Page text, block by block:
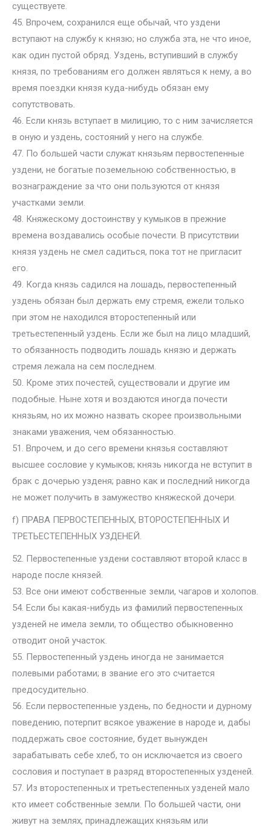
существуете.
45. Впрочем, сохранился еще обычай, что уздени
вступают на службу к князю; но служба эта, не что иное,
как один пустой обряд. Уздень, вступивший в службу
князя, по требованиям его должен являться к нему, а во
время поездки князя куда-нибудь обязан ему
сопутствовать.
46. Если князь вступает в милицию, то с ним зачисляется
в оную и уздень, состояний у него на службе.
47. По большей части служат князьям первостепенные
уздени, не богатые поземельною собственностью, в
вознаграждение за что они пользуются от князя
участками земли.
48. Княжескому достоинству у кумыков в прежние
времена воздавались особые почести. В присутствии
князя уздень не смел садиться, пока тот не пригласит
его.
49. Когда князь садился на лошадь, первостепенный
уздень обязан был держать ему стремя, ежели только
при этом не находился второстепенный или
третьестепенный уздень. Если же был на лицо младший,
то обязанность подводить лошадь князю и держать
стремя лежала на сем последнем.
50. Кроме этих почестей, существовали и другие им
подобные. Ныне хотя и воздаются иногда почести
князьям, но их можно назвать скорее произвольными
знаками уважения, чем обязанностью.
51. Впрочем, и до сего времени князья составляют
высшее сословие у кумыков; князь никогда не вступит в
брак с дочерью узденя; равно как и последний никогда
не может получить в замужество княжеской дочери.
f) ПРАВА ПЕРВОСТЕПЕННЫХ, ВТОРОСТЕПЕННЫХ И
ТРЕТЬЕСТЕПЕННЫХ УЗДЕНЕЙ.
52. Первостепенные уздени составляют второй класс в
народе после князей.
53. Все они имеют собственные земли, чагаров и холопов.
54. Если бы какая-нибудь из фамилий первостепенных
узденей не имела земли, то общество обыкновенно
отводит оной участок.
55. Первостепенный уздень иногда не занимается
полевыми работами; в звание его это считается
предосудительно.
56. Если первостепенные уздень, по бедности и дурному
поведению, потерпит всякое уважение в народе и, дабы
поддержать свое состояние, будет вынужден
зарабатывать себе хлеб, то он исключается из своего
сословия и поступает в разряд второстепенных узденей.
57. Из второстепенных и третьестепенных узденей мало
кто имеет собственные земли. По большей части, они
живут на землях, принадлежащих князьям или